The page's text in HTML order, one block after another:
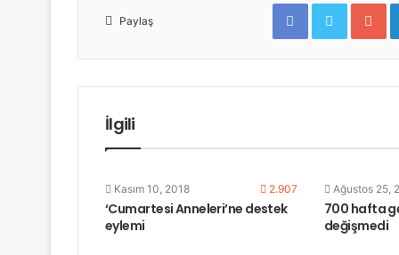
Paylaş
F
e
b
o
T
t
t
r
G
g
l
+
İlgili
Kasım 10, 2018 2.907
‘Cumartesi Anneleri’ne destek
eylemi
Ağustos 25,
700 hafta
değişmedi